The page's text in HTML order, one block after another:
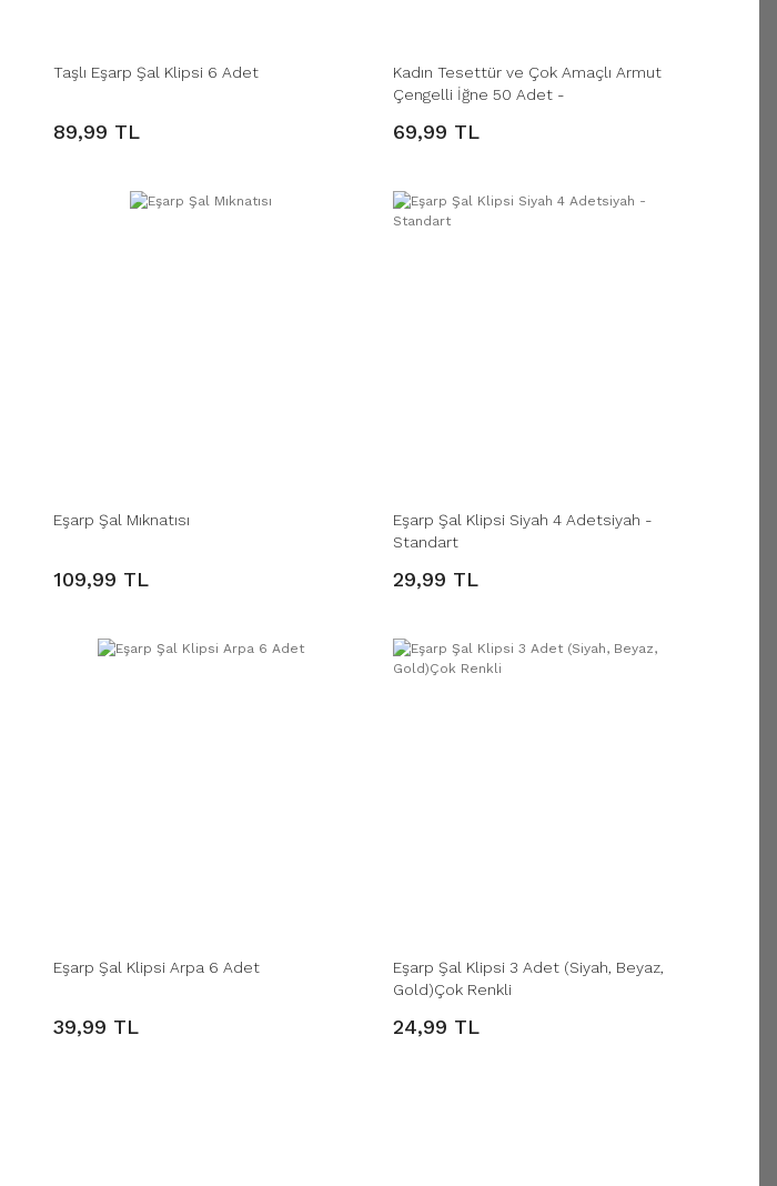
Taşlı Eşarp Şal Klipsi 6 Adet
89,99 TL
Kadın Tesettür ve Çok Amaçlı Armut
Çengelli İğne 50 Adet -
69,99 TL
Eşarp Şal Mıknatısı
109,99 TL
Eşarp Şal Klipsi Siyah 4 Adetsiyah -
Standart
29,99 TL
Eşarp Şal Klipsi Arpa 6 Adet
39,99 TL
Eşarp Şal Klipsi 3 Adet (Siyah, Beyaz,
Gold)Çok Renkli
24,99 TL